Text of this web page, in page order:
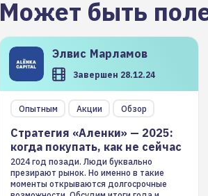
Может быть
Элвис Марламов
Завершен 28.12.24
Опытным Акции Обзор
Стратегия «Аленки» — 2025:
когда покупать, как не сейчас
2024 год позади. Люди буквально
презирают рынок. Но именно в такие
моменты открываются долгосрочные